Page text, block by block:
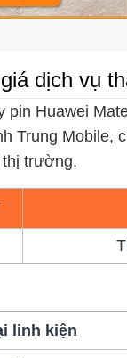
dịch vụ
pin Huawei
Trung Mobile,
thị trường.
linh kiện